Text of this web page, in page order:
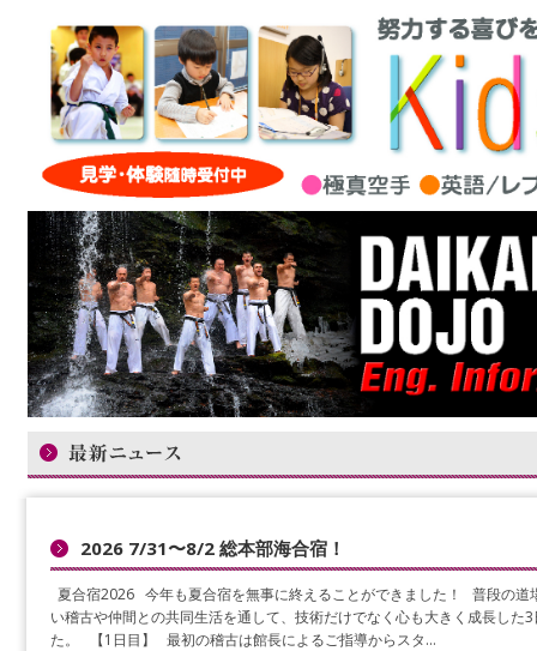
2026 7/31〜8/2 総本部海合宿！
夏合宿2026 今年も夏合宿を無事に終えることができました！ 普段の道
い稽古や仲間との共同生活を通して、技術だけでなく心も大きく成長した
た。 【1日目】 最初の稽古は館長によるご指導からスタ…